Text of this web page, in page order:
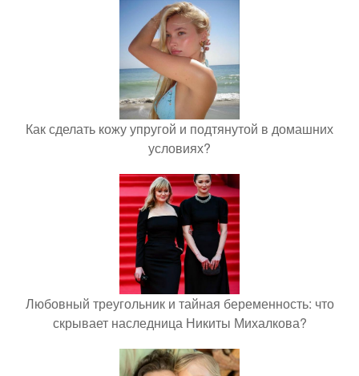
Как сделать кожу упругой и подтянутой в домашних
условиях?
Любовный треугольник и тайная беременность: что
скрывает наследница Никиты Михалкова?